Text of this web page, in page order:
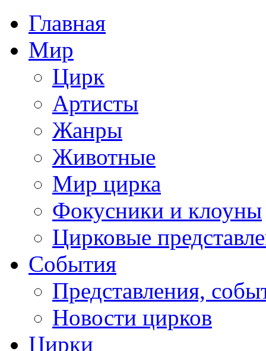
Главная
Мир
Цирк
Артисты
Жанры
Животные
Мир цирка
Фокусники и клоуны
Цирковые
События
Представления,
Новости цирков
Цирки